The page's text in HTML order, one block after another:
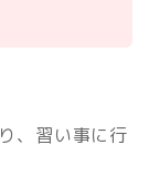
、習い事に行